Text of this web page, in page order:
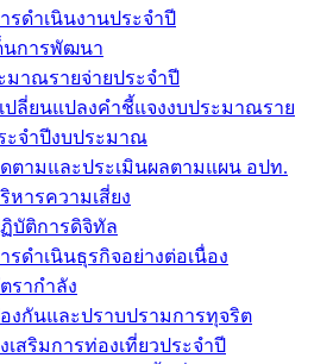
รดำเนินงานประจำปี
นการพัฒนา
มาณรายจ่ายประจำปี
ปลี่ยนแปลงคำชี้แจงงบประมาณราย
ะจำปีงบประมาณ
ตามและประเมินผลตามแผน อปท.
หารความเสี่ยง
บัติการดิจิทัล
รดำเนินธุรกิจอย่างต่อเนื่อง
รากำลัง
งกันและปราบปรามการทุจริต
เสริมการท่องเที่ยวประจำปี